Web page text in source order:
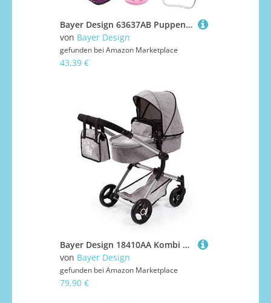
Bayer Design 63637AB Puppenzubehör, Puppenhochstuhl wandelbar, Puppentrage, Puppenwiege, Tasche, Accessoires
von Bayer Design
gefunden bei Amazon Marketplace
43,39 €
Bayer Design 18410AA Kombi Puppenwagen Vario mit Wickeltasche und Einkaufskorb, umwandelbar in einen Sportwagen, höhenverstellbar, modern, grau mit Krone, 52cm
von Bayer Design
gefunden bei Amazon Marketplace
79,90 €